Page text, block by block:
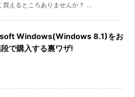
買えるところありませんか？ ...
Windows(Windows 8.1)をお
で購入する裏ワザ!